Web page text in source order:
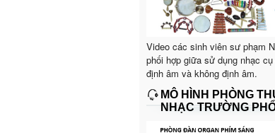
Video các sinh viên sư phạm
phối hợp giữa sử dụng nhạc
định âm và không định âm.
MÔ HÌNH PHÒNG
NHẠC TRƯỜNG